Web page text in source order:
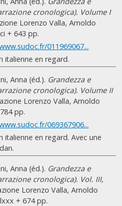
cronologica). Volume I
Lorenzo Valla, Arnoldo
+ 643 pp.
011969067...
italienne en regard.
Anna (éd.). Grandezza e
cronologica). Volume II
Lorenzo Valla, Arnoldo
pp.
069367906...
en regard. Avec une
Anna (éd.). Grandezza e
cronologica). Vol. III,
Lorenzo Valla, Arnoldo
+ 674 pp.